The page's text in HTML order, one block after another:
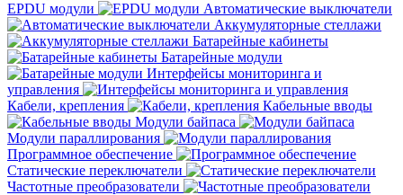
EPDU модули
Автоматические выключатели
Аккумуляторные стеллажи
Батарейные кабинеты
Батарейные модули
Интерфейсы мониторинга и
управления
Кабели, крепления
Кабельные вводы
Модули байпаса
Модули параллирования
Программное обеспечение
Статические переключатели
Частотные преобразователи